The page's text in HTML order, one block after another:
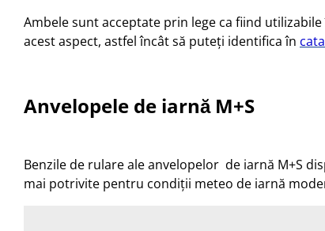
Ambele sunt acceptate prin lege ca fiind
acest aspect, astfel încât să puteți identifica în
Anvelopele de iarnă M+S
Benzile de rulare ale anvelopelor de iarnă M+S
mai potrivite pentru condiții meteo de iarnă